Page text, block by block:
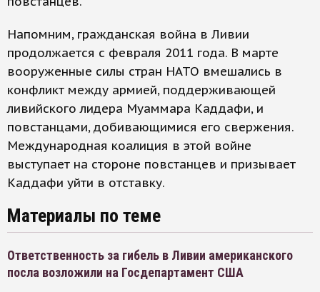
Напомним, гражданская война в Ливии
продолжается с февраля 2011 года. В марте
вооруженные силы стран НАТО вмешались в
конфликт между армией, поддерживающей
ливийского лидера Муаммара Каддафи, и
повстанцами, добивающимися его свержения.
Международная коалиция в этой войне
выступает на стороне повстанцев и призывает
Каддафи уйти в отставку.
Материалы по теме
Ответственность за гибель в Ливии американского
посла возложили на Госдепартамент США